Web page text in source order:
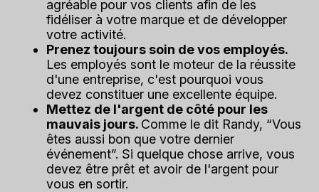
agréable pour vos clients afin de les
fidéliser à votre marque et de développer
votre activité.
Prenez toujours soin de vos employés.
Les employés sont le moteur de la réussite
d'une entreprise, c'est pourquoi vous
devez constituer une excellente équipe.
Mettez de l'argent de côté pour les
mauvais jours. Comme le dit Randy, “Vous
êtes aussi bon que votre dernier
événement”. Si quelque chose arrive, vous
devez être prêt et avoir de l'argent pour
vous en sortir.